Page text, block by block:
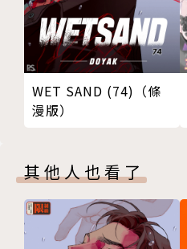
WET SAND (74)（條
漫版）
其他人也看了